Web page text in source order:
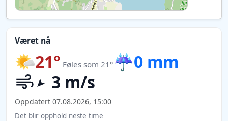
Været nå
21° Føles som 21° ☔0 mm
3 m/s
Oppdatert 07.08.2026, 15:00
Det blir opphold neste time